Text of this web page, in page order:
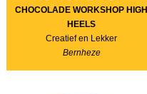
CHOCOLADE WORKSHOP HIGH
HEELS
Creatief en Lekker
Bernheze